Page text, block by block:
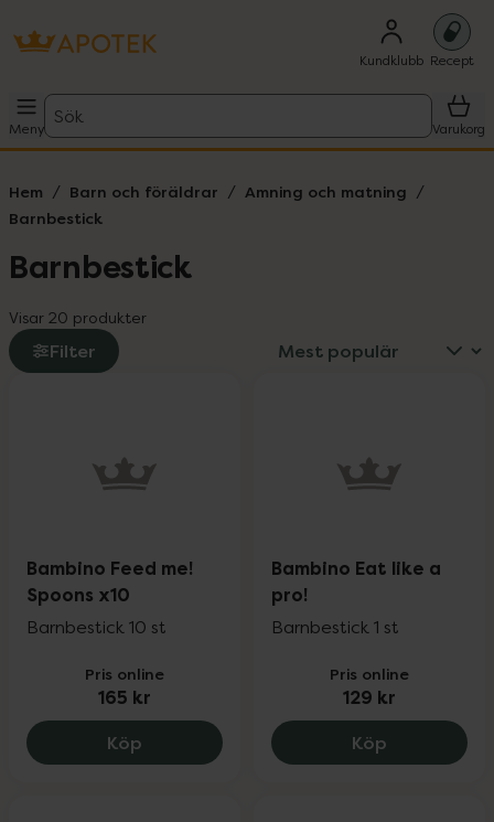
Kundklubb Recept
Meny
Sök
Varukorg
Hem Barn och föräldrar
Amning och matning
Barnbestick
Barnbestick
Visar 20 produkter
Filter
Bambino Feed me!
Spoons x10
Barnbestick 10 st
Pris online
165 kr
Köp Bambino Feed me! Spoons x10, 165 kr.
Bambino Eat like a
pro!
Barnbestick 1 st
Pris online
129 kr
Köp Bambino